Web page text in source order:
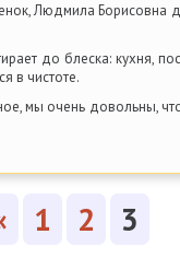
Людмила Борисовна
до блеска: кухня,
в чистоте.
мы очень довольны,
1 2 3